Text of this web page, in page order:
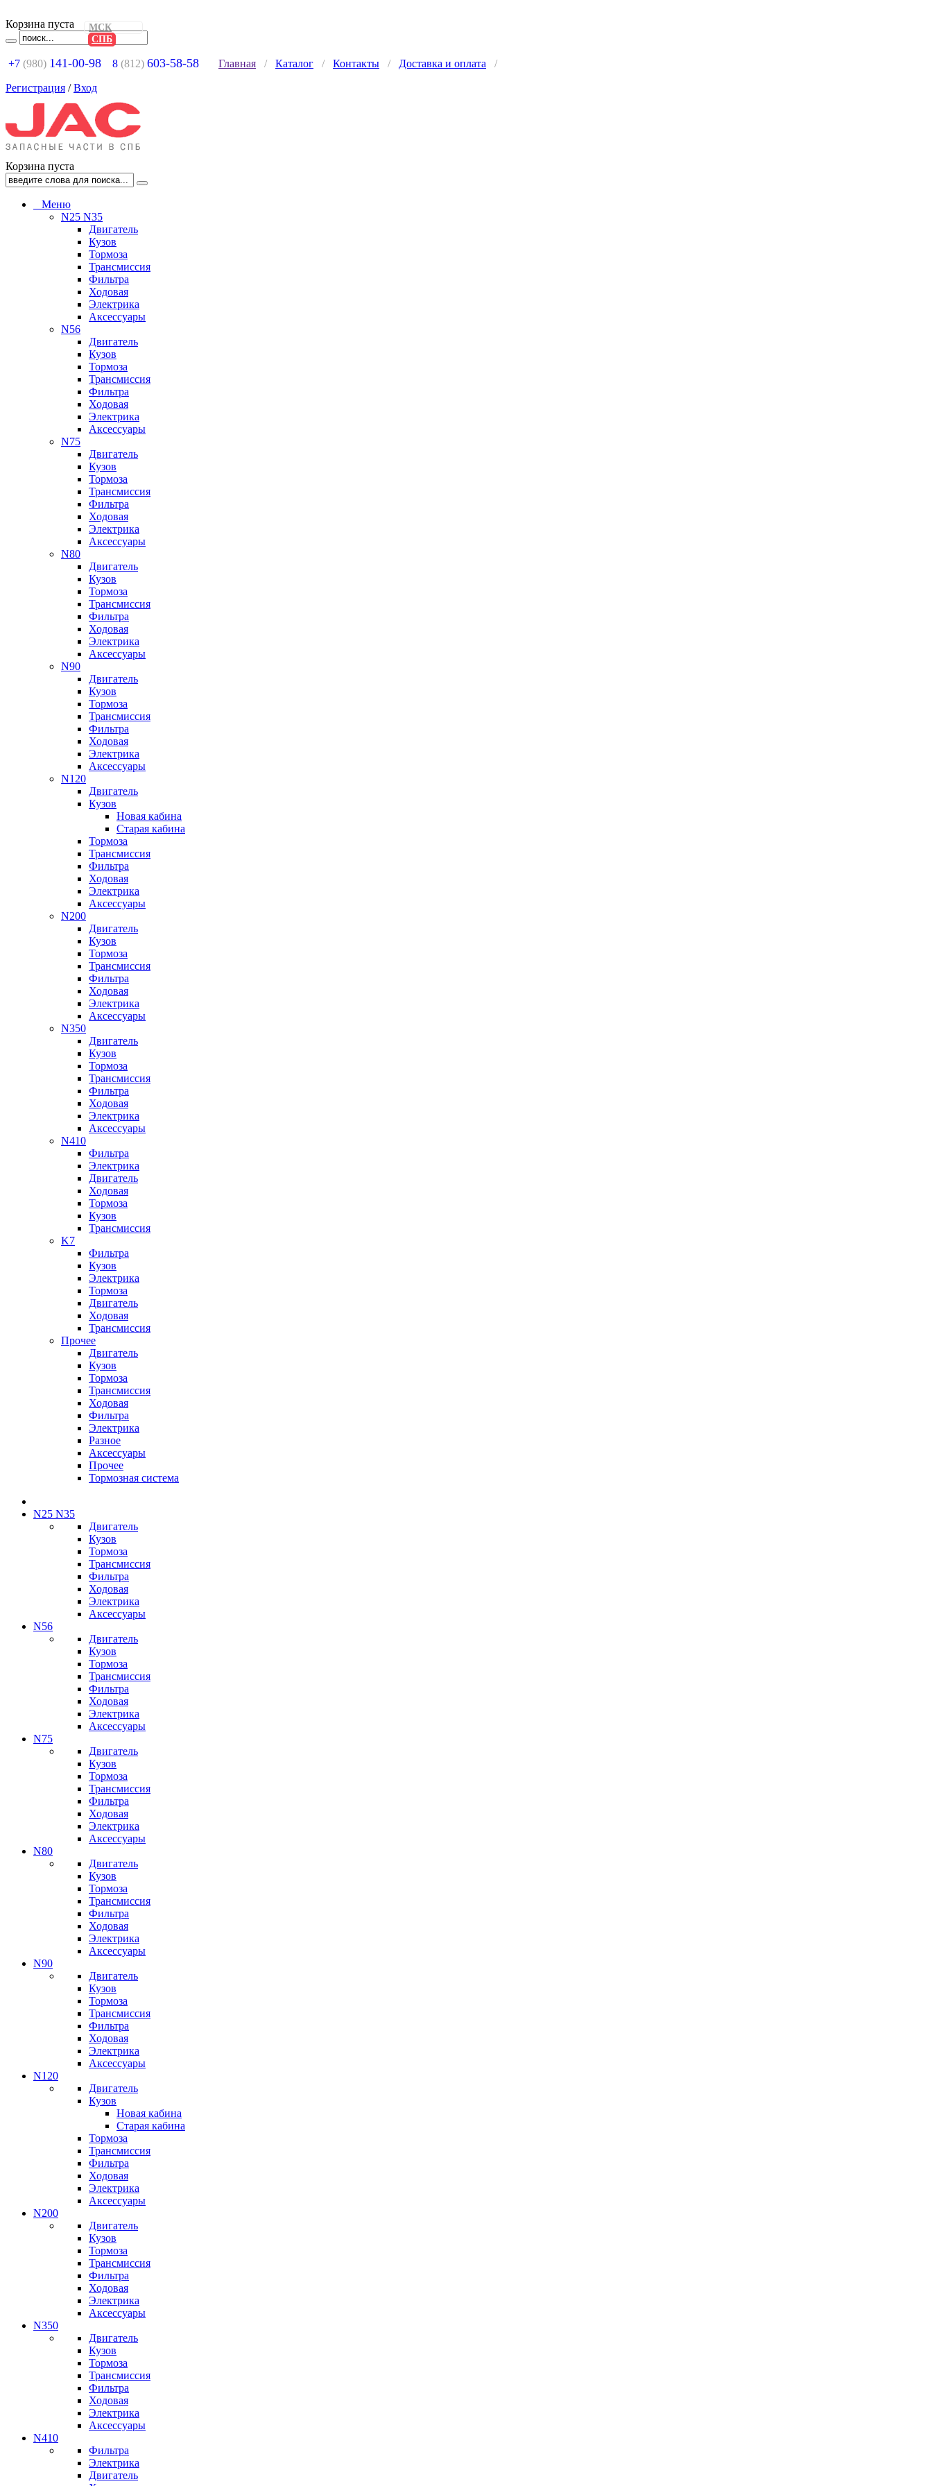
Корзина пуста
+7 (980) 141-00-98 8 (812) 603-58-58 Главная / Каталог / Контакты / Доставка и оплата /
Регистрация /Вход
МСК
СПБ
Корзина пуста
Меню
N25 N35
Двигатель
Кузов
Тормоза
Трансмиссия
Фильтра
Ходовая
Электрика
Аксессуары
N56
Двигатель
Кузов
Тормоза
Трансмиссия
Фильтра
Ходовая
Электрика
Аксессуары
N75
Двигатель
Кузов
Тормоза
Трансмиссия
Фильтра
Ходовая
Электрика
Аксессуары
N80
Двигатель
Кузов
Тормоза
Трансмиссия
Фильтра
Ходовая
Электрика
Аксессуары
N90
Двигатель
Кузов
Тормоза
Трансмиссия
Фильтра
Ходовая
Электрика
Аксессуары
N120
Двигатель
Кузов
Новая кабина
Старая кабина
Тормоза
Трансмиссия
Фильтра
Ходовая
Электрика
Аксессуары
N200
Двигатель
Кузов
Тормоза
Трансмиссия
Фильтра
Ходовая
Электрика
Аксессуары
N350
Двигатель
Кузов
Тормоза
Трансмиссия
Фильтра
Ходовая
Электрика
Аксессуары
N410
Фильтра
Электрика
Двигатель
Ходовая
Тормоза
Кузов
Трансмиссия
K7
Фильтра
Кузов
Электрика
Тормоза
Двигатель
Ходовая
Трансмиссия
Прочее
Двигатель
Кузов
Тормоза
Трансмиссия
Ходовая
Фильтра
Электрика
Разное
Аксессуары
Прочее
Тормозная система
N25 N35
Двигатель
Кузов
Тормоза
Трансмиссия
Фильтра
Ходовая
Электрика
Аксессуары
N56
Двигатель
Кузов
Тормоза
Трансмиссия
Фильтра
Ходовая
Электрика
Аксессуары
N75
Двигатель
Кузов
Тормоза
Трансмиссия
Фильтра
Ходовая
Электрика
Аксессуары
N80
Двигатель
Кузов
Тормоза
Трансмиссия
Фильтра
Ходовая
Электрика
Аксессуары
N90
Двигатель
Кузов
Тормоза
Трансмиссия
Фильтра
Ходовая
Электрика
Аксессуары
N120
Двигатель
Кузов
Новая кабина
Старая кабина
Тормоза
Трансмиссия
Фильтра
Ходовая
Электрика
Аксессуары
N200
Двигатель
Кузов
Тормоза
Трансмиссия
Фильтра
Ходовая
Электрика
Аксессуары
N350
Двигатель
Кузов
Тормоза
Трансмиссия
Фильтра
Ходовая
Электрика
Аксессуары
N410
Фильтра
Электрика
Двигатель